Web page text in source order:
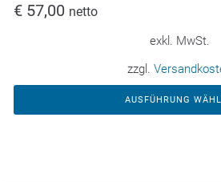
€ 57,00 netto
exkl. MwSt.
zzgl.
AUSFÜHRUNG